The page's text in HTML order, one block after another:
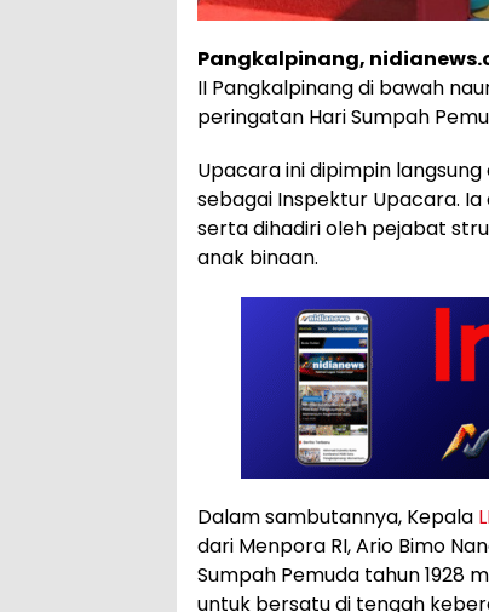
Pangkalpinang,
II Pangkalpinang di bawah
peringatan Hari Sumpah
Upacara ini dipimpin langsung
sebagai Inspektur Upacara.
serta dihadiri oleh pejabat
anak binaan.
Dalam sambutannya, Kepala
dari Menpora RI, Ario Bimo
Sumpah Pemuda tahun 1928
untuk bersatu di tengah